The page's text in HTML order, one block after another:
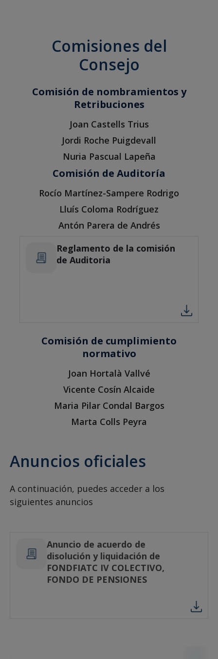
Comisiones del
Consejo
Comisión de nombramientos y
Retribuciones
Joan Castells Trius
Jordi Roche Puigdevall
Nuria Pascual Lapeña
Comisión de Auditoría
Rocío Martínez-Sampere Rodrigo
Lluís Coloma Rodríguez
Antón Parera de Andrés
Reglamento de la comisión
de Auditoria
Comisión de cumplimiento
normativo
Joan Hortalà Vallvé
Vicente Cosín Alcaide
Maria Pilar Condal Bargos
Marta Colls Peyra
Anuncios oficiales
A continuación, puedes acceder a los
siguientes anuncios
Anuncio de acuerdo de
disolución y liquidación de
FONDFIATC IV COLECTIVO,
FONDO DE PENSIONES